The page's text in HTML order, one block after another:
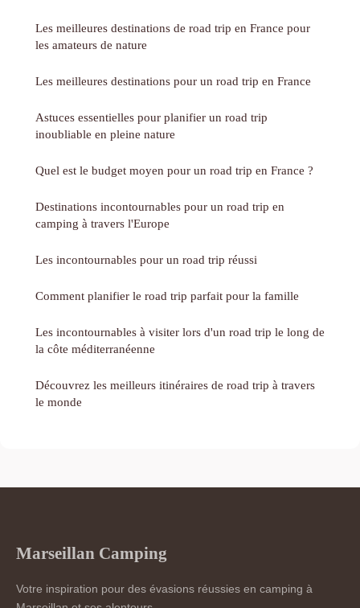
Les meilleures destinations de road trip en France pour
les amateurs de nature
Les meilleures destinations pour un road trip en France
Astuces essentielles pour planifier un road trip
inoubliable en pleine nature
Quel est le budget moyen pour un road trip en France ?
Destinations incontournables pour un road trip en
camping à travers l'Europe
Les incontournables pour un road trip réussi
Comment planifier le road trip parfait pour la famille
Les incontournables à visiter lors d'un road trip le long de
la côte méditerranéenne
Découvrez les meilleurs itinéraires de road trip à travers
le monde
Marseillan Camping
Votre inspiration pour des évasions réussies en camping à